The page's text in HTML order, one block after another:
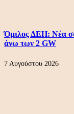
Όμιλος ΔΕΗ: Νέα
άνω των 2 GW
7 Αυγούστου 2026